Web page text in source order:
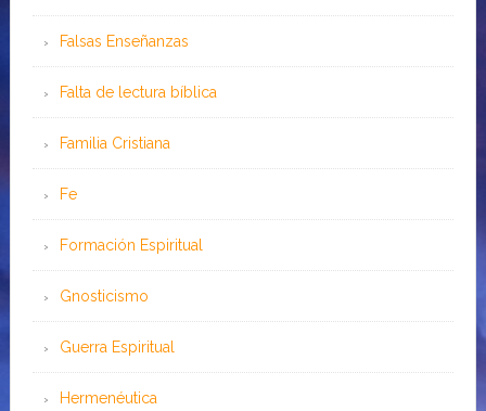
Falsas Enseñanzas
Falta de lectura bíblica
Familia Cristiana
Fe
Formación Espiritual
Gnosticismo
Guerra Espiritual
Hermenéutica